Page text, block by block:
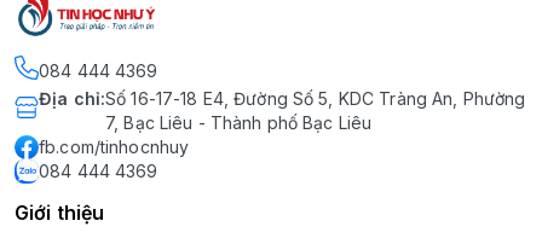
084 444 4369
Địa chỉ:Số 16-17-18 E4, Đường Số 5, KDC Tràng An, Phường
7, Bạc Liêu - Thành phố Bạc Liêu
fb.com/tinhocnhuy
084 444 4369
Giới thiệu